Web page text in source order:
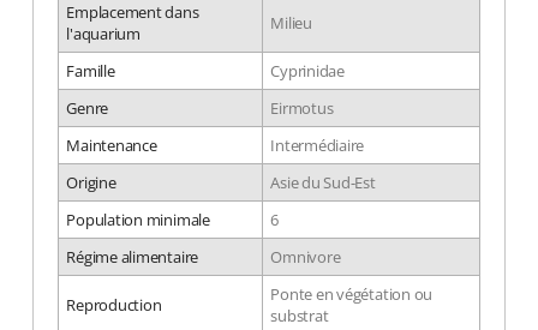
Emplacement dans
l'aquarium
Milieu
Famille
Cyprinidae
Genre
Eirmotus
Maintenance
Intermédiaire
Origine
Asie du Sud-Est
Population minimale
6
Régime alimentaire
Omnivore
Reproduction
Ponte en végétation ou
substrat